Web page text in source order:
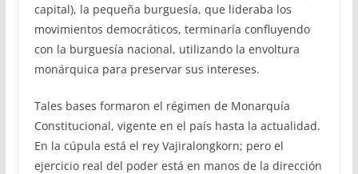
capital), la pequeña burguesía, que lideraba los
movimientos democráticos, terminaría confluyendo
con la burguesía nacional, utilizando la envoltura
monárquica para preservar sus intereses.
Tales bases formaron el régimen de Monarquía
Constitucional, vigente en el país hasta la actualidad.
En la cúpula está el rey Vajiralongkorn; pero el
ejercicio real del poder está en manos de la dirección